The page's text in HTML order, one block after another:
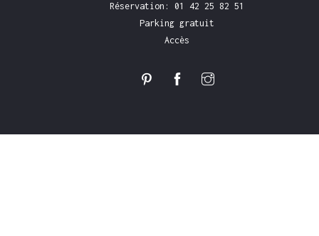
Réservation: 01 42 25 82 51
Parking gratuit
Accès